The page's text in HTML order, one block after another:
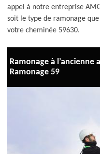
appel à notre entreprise
soit le type de ramonage
votre cheminée 59630.
Ramonage à l’ancienne
Ramonage 59